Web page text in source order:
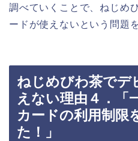
調べていくことで、ねじめ
ードが使えないという問題
ねじめびわ茶でデ
えない理由４．「
カードの利用制限
た！」